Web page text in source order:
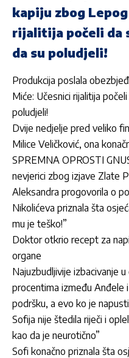
kapiju zbog
rijalitija počeli da
da su poludjeli!
Produkcija poslala
Miće: Učesnici rijalitija
poludjeli!
Dvije nedjelje pred veliko
Milice Veličković, ona
SPREMNA OPROSTI
nevjerici zbog izjave Zlate
Aleksandra progovorila o
Nikolićeva priznala šta
mu je teško!”
Doktor otkrio recept za
organe
Najuzbudljivije izbacivanje
procentima između Anđele
podršku, a evo ko je
Sofija nije štedila riječi i
kao da je neurotično”
Sofi konačno priznala šta